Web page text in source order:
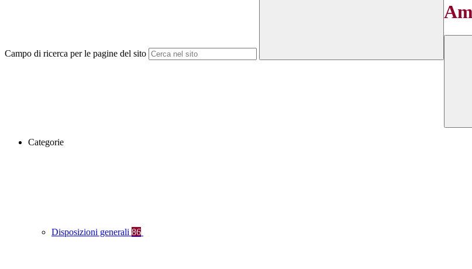
Campo di ricerca per le pagine del sito
Categorie
Disposizioni generali 86